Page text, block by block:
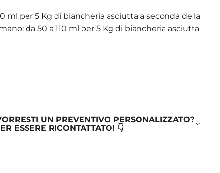
ml per 5 Kg di biancheria asciutta a seconda della
da 50 a 110 ml per 5 Kg di biancheria asciutta
UN PREVENTIVO PERSONALIZZATO?
ESSERE RICONTATTATO! 👇